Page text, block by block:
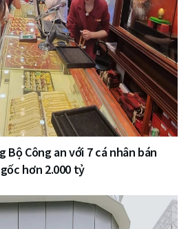
Bộ Công an với 7 cá nhân bán
hơn 2.000 tỷ